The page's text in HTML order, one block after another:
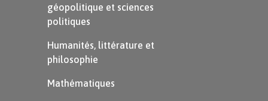
convaincre le monde entier.
dans son livreMein Kampf
trois points :
géopolitique et sciences
politiques
Humanités, littérature et
philosophie
Mathématiques